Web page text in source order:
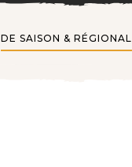
DE SAISON & RÉGIONAL